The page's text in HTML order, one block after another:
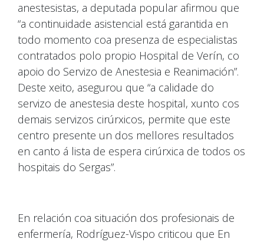
anestesistas, a deputada popular afirmou que
“a continuidade asistencial está garantida en
todo momento coa presenza de especialistas
contratados polo propio Hospital de Verín, co
apoio do Servizo de Anestesia e Reanimación”.
Deste xeito, asegurou que “a calidade do
servizo de anestesia deste hospital, xunto cos
demais servizos cirúrxicos, permite que este
centro presente un dos mellores resultados
en canto á lista de espera cirúrxica de todos os
hospitais do Sergas”.
En relación coa situación dos profesionais de
enfermería, Rodríguez-Vispo criticou que En